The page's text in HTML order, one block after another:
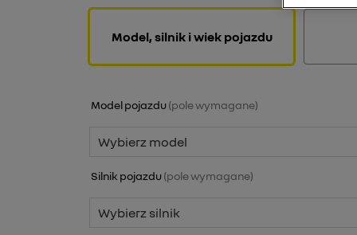
model, silnik i wiek pojazdu
Model pojazdu(pole wymagane)
Wybierz model
Silnik pojazdu(pole wymagane)
Wybierz silnik